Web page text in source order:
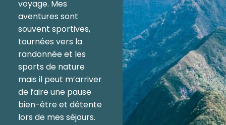
voyage. Mes
aventures sont
souvent sportives,
tournées vers la
randonnée et les
sports de nature
mais il peut m’arriver
de faire une pause
bien-être et détente
lors de mes séjours.